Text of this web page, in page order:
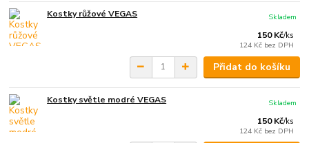
Kostky růžové VEGAS
150 Kč/ks
124 Kč bez DPH
Skladem
Přidat do košíku
Kostky světle modré VEGAS
150 Kč/ks
124 Kč bez DPH
Skladem